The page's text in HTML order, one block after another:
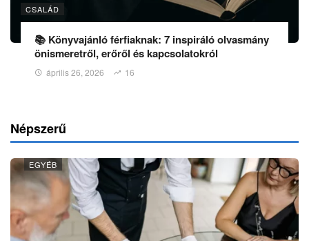
CSALÁD
📚 Könyvajánló férfiaknak: 7 inspiráló olvasmány
önismeretről, erőről és kapcsolatokról
április 26, 2026 16
Népszerű
EGYÉB